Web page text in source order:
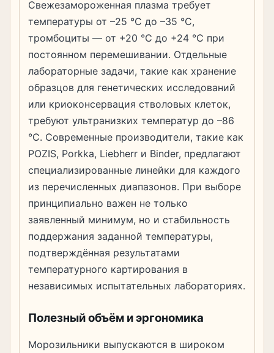
Свежезамороженная плазма требует
температуры от –25 °C до –35 °C,
тромбоциты — от +20 °C до +24 °C при
постоянном перемешивании. Отдельные
лабораторные задачи, такие как хранение
образцов для генетических исследований
или криоконсервация стволовых клеток,
требуют ультранизких температур до –86
°C. Современные производители, такие как
POZIS, Porkka, Liebherr и Binder, предлагают
специализированные линейки для каждого
из перечисленных диапазонов. При выборе
принципиально важен не только
заявленный минимум, но и стабильность
поддержания заданной температуры,
подтверждённая результатами
температурного картирования в
независимых испытательных лабораториях.
Полезный объём и эргономика
Морозильники выпускаются в широком